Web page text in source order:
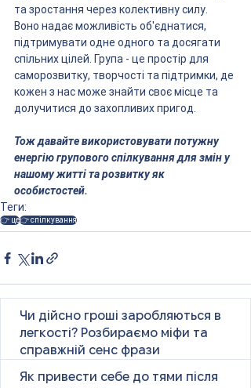
та зростання через колективну силу.
Воно надає можливість об'єднатися,
підтримувати одне одного та досягати
спільних цілей. Група - це простір для
саморозвитку, творчості та підтримки, де
кожен з нас може знайти своє місце та
долучитися до захопливих пригод.
Тож давайте використовувати потужну
енергію групового спілкування для змін у
нашому житті та розвитку як
особистостей.
Теги:
👉 це👉 спілкування
Чи дійсно гроші заробляються в
легкості? Розбираємо міфи та
справжній сенс фрази
Як привести себе до тями після